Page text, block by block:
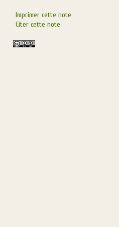
Imprimer cette note
Citer cette note